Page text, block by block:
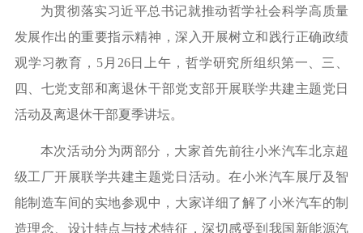
为贯彻落实习近平总书记就推动哲学社会科学高质量
发展作出的重要指示精神 ，深入开展树立和践行正确政绩
观学习教育， 5月26日上午 ， 哲学研究所组织第一、三、
四、七党支部和离退休干部党支部开展联学共建主题党日
活动及离退休干部夏季讲坛。
本次活动分为两部分， 大家首先前往小米汽车北京超
级工厂开展联学共建主题党日活动。在小米汽车展厅及智
能制造车间的实地参观中，大家详细了解了小米汽车的制
造理念、设计特点与技术特征，深切感受到我国新能源汽